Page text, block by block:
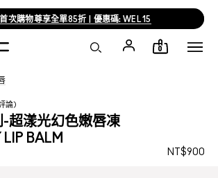
次購物尊享全單85折 | 優惠碼: WEL15
0
-超漾光幻色嫩唇凍
BALM
NT$900
論